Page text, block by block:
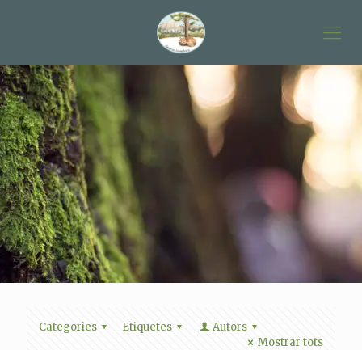
Categories Etiquetes
Autors
Mostrar tots